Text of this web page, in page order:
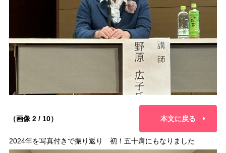
（画像 2 / 10） 本文に戻る
2024年を写真付きで振り返り 初！五十肩にもなりました